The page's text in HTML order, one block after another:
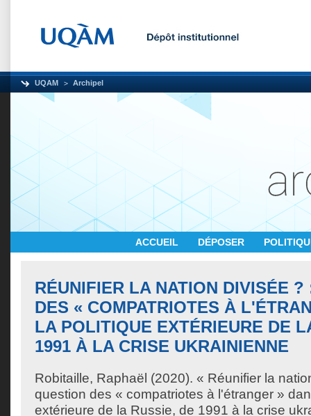
UQAM Archipel
ACCUEIL DÉPOSER
RÉUNIFIER LA NATION DIVISÉE
DES « COMPATRIOTES À
LA POLITIQUE EXTÉRIEURE DE
1991 À LA CRISE UKRAINIENNE
Robitaille, Raphaël (2020). « Réunifier la
question des « compatriotes à l'étranger »
extérieure de la Russie, de 1991 à la crise